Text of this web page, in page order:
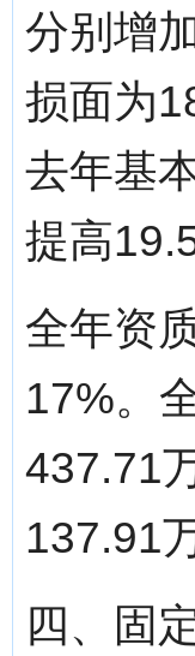
分别增
损面为
去年基
提高
全年资
17%。
437.71
137.91
四、固